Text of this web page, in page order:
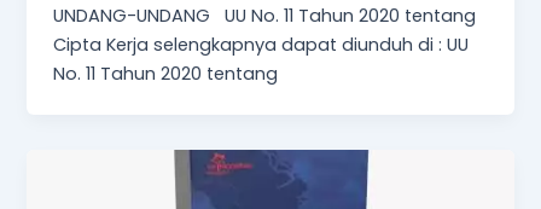
UNDANG-UNDANG UU No. 11 Tahun 2020 tentang
Cipta Kerja selengkapnya dapat diunduh di : UU
No. 11 Tahun 2020 tentang